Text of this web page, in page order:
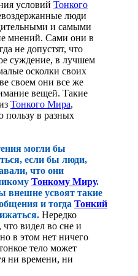
условий Тонкого
люди
и самыми
мнений. Сами они в
не допустят, что
суждение, в лучшем
осколки своих
своем они все же
вещей. Такие
Тонкого Мира,
пользу в разных
могли бы
если бы люди,
что они
Тонкому Миру.
внешне усвоят такие
и тогда Тонкий
Нередко
что видел во сне и
в этом нет ничего
тело может
ни времени, ни